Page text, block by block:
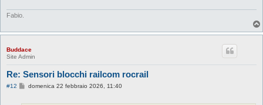
Fabio.
Buddace
Site Admin
Re: Sensori blocchi railcom rocrail
#12
Mdomenica 22 febbraio 2026, 11:40